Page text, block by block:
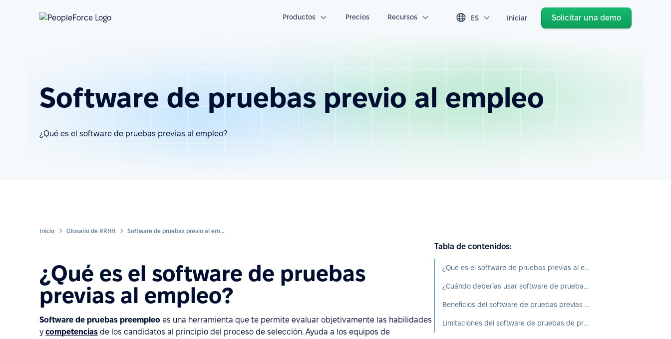
Productos Precios Recursos ES Iniciar Solicitar una demo
Software de pruebas previo al empleo
¿Qué es el software de pruebas previas al empleo?
Inicio Glosario de RRHH Software de pruebas previo al empleo
¿Qué es el software de pruebas
previas al empleo?
Software de pruebas preempleo es una herramienta que te permite evaluar objetivamente las habilidades
y competencias de los candidatos al principio del proceso de selección. Ayuda a los equipos de
Tabla de contenidos:
¿Qué es el software de pruebas previas al empleo?
¿Cuándo deberías usar software de pruebas preempleo?
Beneficios del software de pruebas previas al empleo
Limitaciones del software de pruebas de pre-empleo